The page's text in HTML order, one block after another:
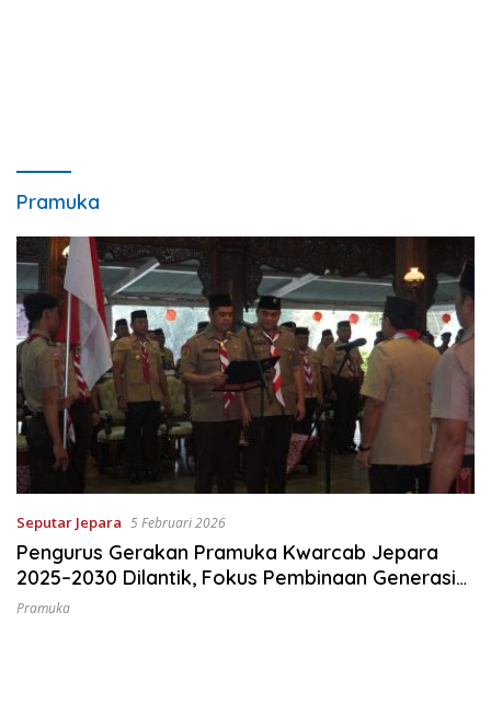
Pramuka
Seputar Jepara 5 Februari 2026
Pengurus Gerakan Pramuka Kwarcab Jepara
2025–2030 Dilantik, Fokus Pembinaan Generasi
Muda
Pramuka